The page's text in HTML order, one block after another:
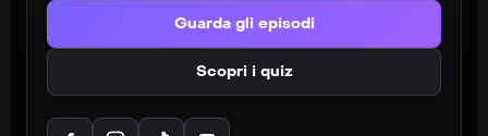
Guarda gli episodi
Scopri i quiz